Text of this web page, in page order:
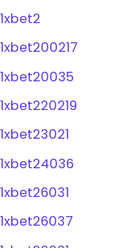
1xbet2
1xbet200217
1xbet20035
1xbet220219
1xbet23021
1xbet24036
1xbet26031
1xbet26037